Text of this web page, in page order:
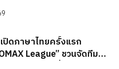
เปิดภาษาไทยครั้งแรก
League” ชวนจัดทีม